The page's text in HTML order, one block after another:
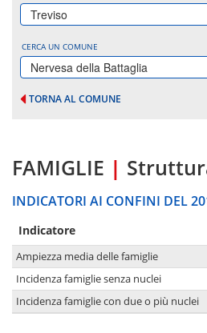
Treviso
CERCA UN COMUNE
Nervesa della Battaglia
TORNA AL COMUNE
FAMIGLIE |
INDICATORI AI CONFINI DEL
Indicatore
Ampiezza media delle famiglie
Incidenza famiglie senza nuclei
Incidenza famiglie con due o più nuclei